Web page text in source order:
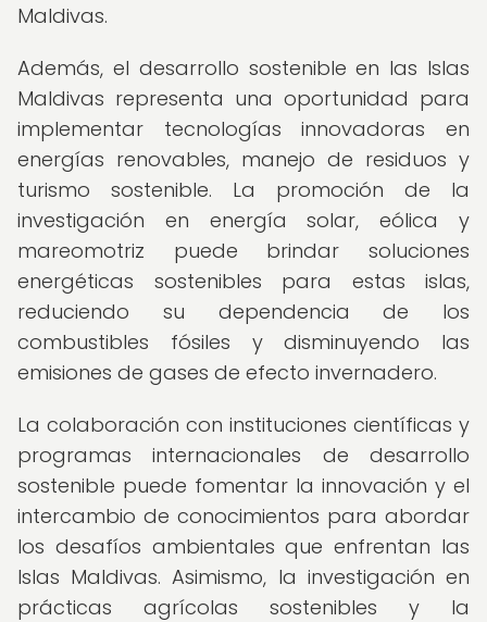
Maldivas.
Además, el desarrollo sostenible en las Islas
Maldivas representa una oportunidad para
implementar tecnologías innovadoras en
energías renovables, manejo de residuos y
turismo sostenible. La promoción de la
investigación en energía solar, eólica y
mareomotriz puede brindar soluciones
energéticas sostenibles para estas islas,
reduciendo su dependencia de los
combustibles fósiles y disminuyendo las
emisiones de gases de efecto invernadero.
La colaboración con instituciones científicas y
programas internacionales de desarrollo
sostenible puede fomentar la innovación y el
intercambio de conocimientos para abordar
los desafíos ambientales que enfrentan las
Islas Maldivas. Asimismo, la investigación en
prácticas agrícolas sostenibles y la